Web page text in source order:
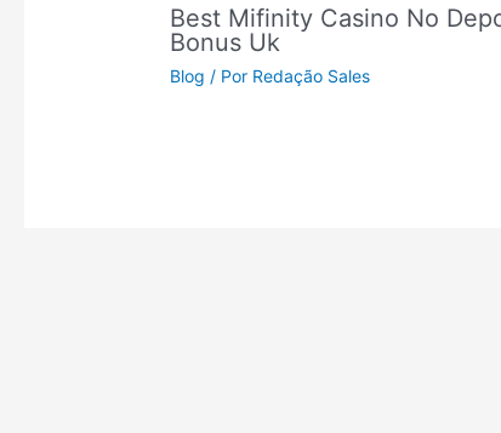
Best Mifinity Casino No
Bonus Uk
Blog / Por Redação Sales